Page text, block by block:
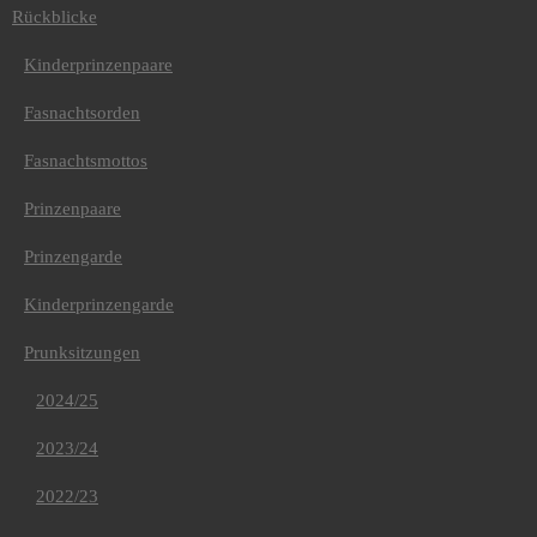
Presse
Sponsoren
Impressum
Login
Rückblicke
Kinderprinzenpaare
Fasnachtsorden
Fasnachtsmottos
Prinzenpaare
Prinzengarde
Kinderprinzengarde
Prunksitzungen
2024/25
2023/24
2022/23